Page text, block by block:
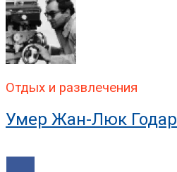
Отдых и развлечения
Умер Жан-Люк Годар